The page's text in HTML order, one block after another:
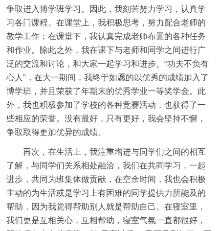
争取进入博学班学习。因此，我刻苦努力学习，认真学
习各门课程。在课堂上，我积极思考，努力配合老师的
教学工作；在课堂下，我认真完成老师布置的各种任务
和作业。除此之外，我在课下与老师和同学之间进行广
泛的交流和讨论，和大家一起学习和进步。“功夫不负有
心人”，在大一期间，我终于如愿的以优秀的成绩加入了
博学班，并且荣获了年期末的优秀学业一等奖学金。此
外，我也积极参加了学校的各种竞赛活动，也获得了一
些相应的荣誉。没有最好，只有更好，我会坚持不懈，
争取取得更加优异的成绩。
再次，在生活上，我注重增进与同学们之间的相互
了解，与同学们关系相处融洽，我们在共同学习，一起
进步，共同为班集体做贡献，在空余时间，我也会积极
主动的为生活或是学习上有困难的同学提供力所能及的
帮助，因为我觉得帮助别人就是帮助自己。在寝室里，
我们更是互相关心，互相帮助，寝室气氛一直都很好，